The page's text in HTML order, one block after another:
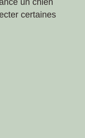
un chien
certaines